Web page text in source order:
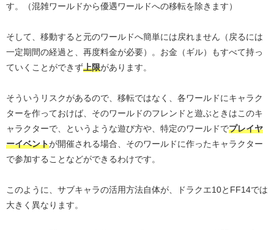
す。（混雑ワールドから優遇ワールドへの移転を除きます）
そして、移動すると元のワールドへ簡単には戻れません（戻るには
一定期間の経過と、再度料金が必要）。お金（ギル）もすべて持っ
ていくことができず上限があります。
そういうリスクがあるので、移転ではなく、各ワールドにキャラク
ターを作っておけば、そのワールドのフレンドと遊ぶときはこのキ
ャラクターで、というような遊び方や、特定のワールドでプレイヤ
ーイベントが開催される場合、そのワールドに作ったキャラクター
で参加することなどができるわけです。
このように、サブキャラの活用方法自体が、ドラクエ10とFF14では
大きく異なります。